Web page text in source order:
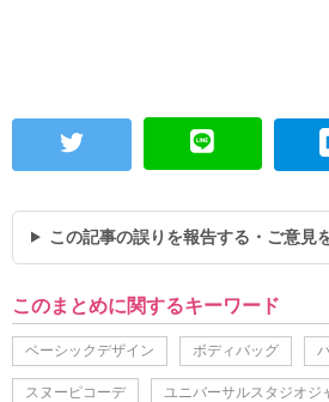
この記事の誤りを報告する・ご意見
このまとめに関するキーワード
ベーシックデザイン ボディバッグ
スヌーピコーデ ユニバーサルスタジオジ